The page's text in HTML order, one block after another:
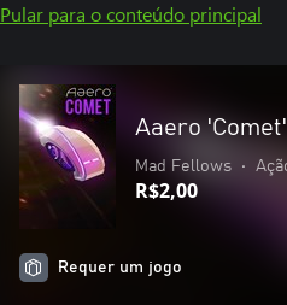
Pular para o conteúdo principal
Aaero
Mad Fellows •
R$2,00
Requer um jogo